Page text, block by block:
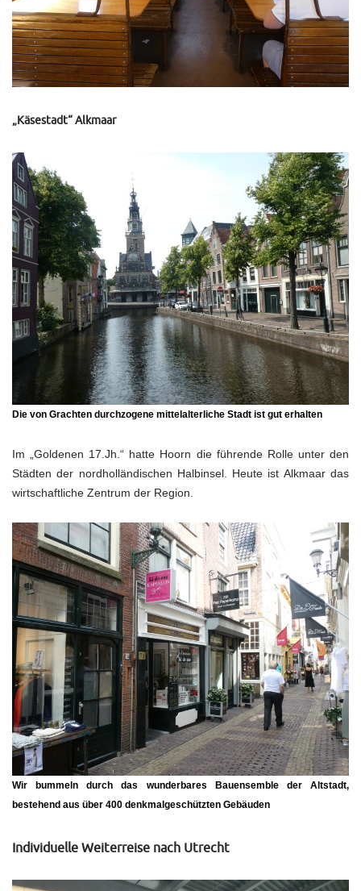
„Käsestadt“ Alkmaar
Die von Grachten durchzogene mittelalterliche Stadt ist gut erhalten
Im „Goldenen 17.Jh.“ hatte Hoorn die führende Rolle unter den
Städten der nordholländischen Halbinsel. Heute ist Alkmaar das
wirtschaftliche Zentrum der Region.
Wir bummeln durch das wunderbares Bauensemble der Altstadt,
bestehend aus über 400 denkmalgeschützten Gebäuden
Individuelle Weiterreise nach Utrecht